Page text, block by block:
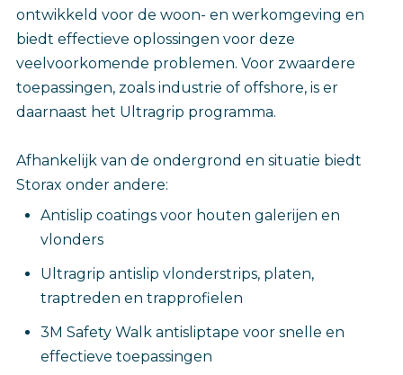
ontwikkeld voor de woon- en werkomgeving en
biedt effectieve oplossingen voor deze
veelvoorkomende problemen. Voor zwaardere
toepassingen, zoals industrie of offshore, is er
daarnaast het Ultragrip programma.
Afhankelijk van de ondergrond en situatie biedt
Storax onder andere:
Antislip coatings voor houten galerijen en
vlonders
Ultragrip antislip vlonderstrips, platen,
traptreden en trapprofielen
3M Safety Walk antisliptape voor snelle en
effectieve toepassingen